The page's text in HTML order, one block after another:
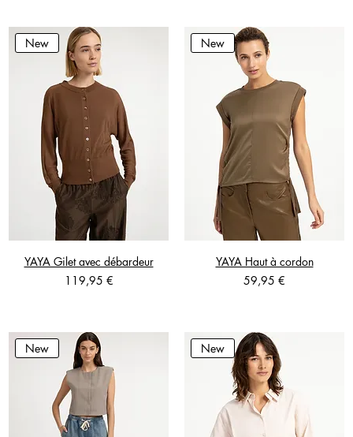
New
YAYA Gilet avec débardeur
Prix
119,95 €
New
YAYA Haut à cordon
Prix
59,95 €
New New